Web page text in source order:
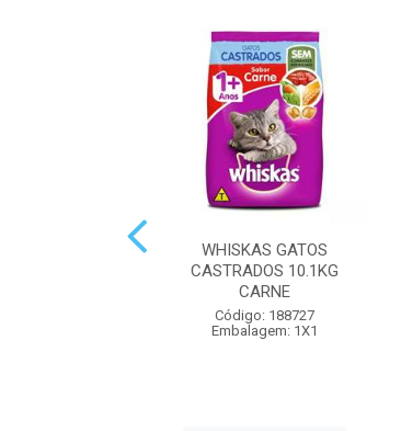
WHISKAS GATOS
CASTRADOS 10.1KG
CARNE
Código: 188727
Embalagem: 1X1